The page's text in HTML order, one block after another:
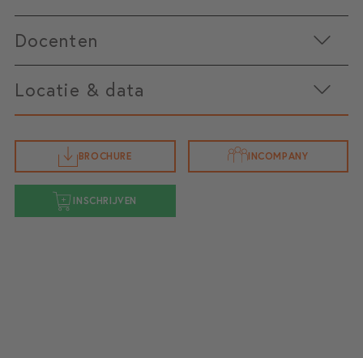
Docenten
Locatie & data
Startdatum 8 oktober
do 8 oktober 2026
BROCHURE INCOMPANY
INSCHRIJVEN